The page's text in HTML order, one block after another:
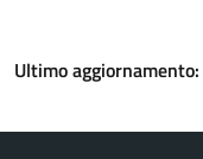
Ultimo aggiornamento: